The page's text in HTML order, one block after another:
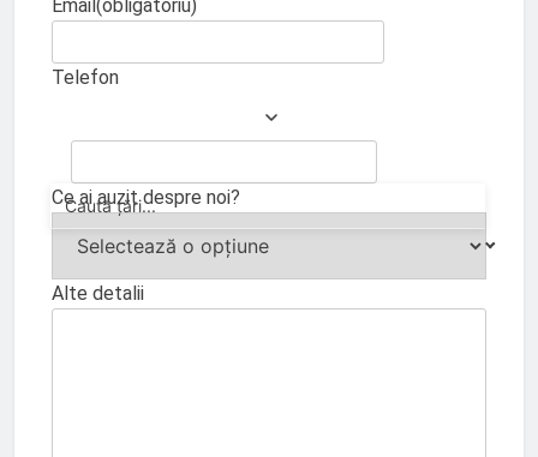
Email(obligatoriu)
Telefon
Ce ai auzit despre noi?
Alte detalii